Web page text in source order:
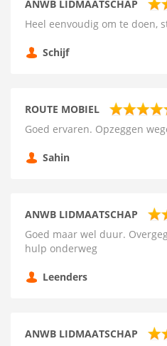
ANWB LIDMAATSCHAP
Heel eenvoudig om te doen,
Schijf
ROUTE MOBIEL
Goed ervaren. Opzeggen
Sahin
ANWB LIDMAATSCHAP
Goed maar wel duur.
hulp onderweg
Leenders
ANWB LIDMAATSCHAP